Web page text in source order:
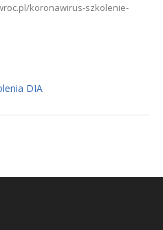
koronawirus-szkolenie-
DIA